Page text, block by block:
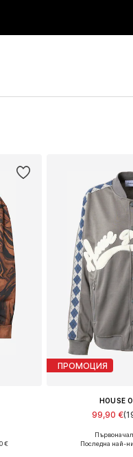
€
ПРОМОЦИЯ
HOUSE
99,90 €
Налични
Последна най-